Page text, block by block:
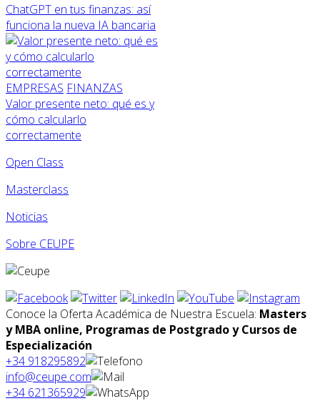
ChatGPT en tus finanzas: así
funciona la nueva IA bancaria
EMPRESAS FINANZAS
Valor presente neto: qué es y
cómo calcularlo
correctamente
Open Class
Masterclass
Noticias
Sobre CEUPE
Conoce la Oferta Académica de Nuestra Escuela: Masters
y MBA online, Programas de Postgrado y Cursos de
Especialización
+34 918295892
info@ceupe.com
+34 621365929